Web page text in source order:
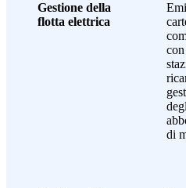
Gestione della
flotta elettrica
di